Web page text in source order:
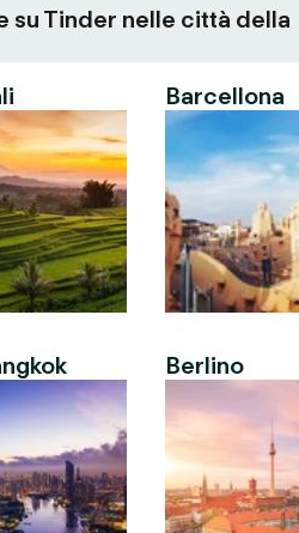
su Tinder nelle città della
Barcellona
Berlino